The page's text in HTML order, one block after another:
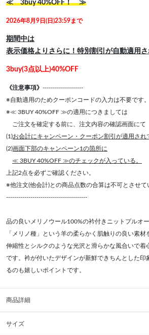
≪ 3buy 40%OFF！ ≫
2026年8月9日(日)23:59まで
期間中は
表示価格よりさらに！特別割引が自動適用さ
3buy(3点以上)40%OFF
《注意事項》 --------------------
※自動適用のためクーポンコードの入力は不要です。
※≪ 3BUY 40%OFF ≫の適用につきましては
ご注文を確定する前に、注文内容の確認画面にて
(1)お会計にキャンペーン・クーポン割引が適用され
(2)画面下部のキャンペーン1の箇所に
≪ 3BUY 40%OFF ≫のチェックが入っている。
上記2点を必ずご確認ください。
※他注文(他会計)との商品点数の合算は不可とさせて
----------------------------------------
品の良いメリノウール100%の衿付きニットプルオー
「メリノ種」という羊の柔らかく肌触りの良い素
伸縮性とシルクのような光沢と滑らかな風合いで着
です。衿が付いたデザインが新鮮できちんとした印
るのも嬉しいポイントです。
商品詳細
サイズ